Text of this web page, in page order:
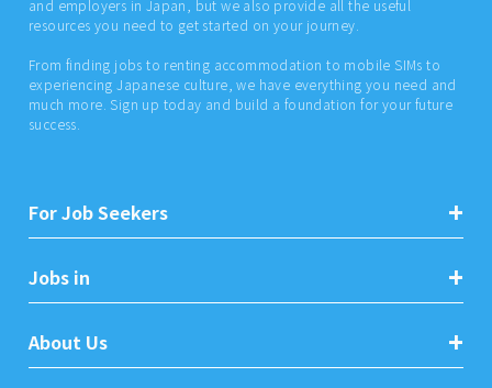
and employers in Japan, but we also provide all the useful
resources you need to get started on your journey.
From finding jobs to renting accommodation to mobile SIMs to
experiencing Japanese culture, we have everything you need and
much more. Sign up today and build a foundation for your future
success.
For Job Seekers
Jobs in
About Us